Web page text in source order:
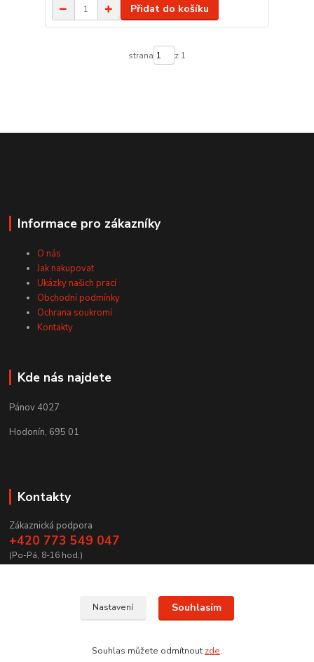
Přidat do košíku
strana z 1
Informace pro zákazníky
O nás
Jak nakupovat
Ukázky našich prací
Obchodní podmínky
Ochrana soukromí
Kontakty
Kde nás najdete
Pánov 4027
Hodonín, 695 01
Kontakty
Zákaznická podpora
+420 773 549 047
(Po-Pá, 8-16 hod.)
Nastavení Souhlasím
Souhlas můžete odmítnout zde.